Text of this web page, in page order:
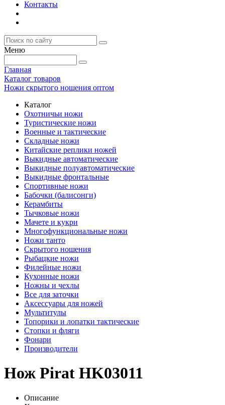
Контакты
Меню
Главная
Каталог товаров
Ножи скрытого ношения оптом
Каталог
Охотничьи ножи
Туристические ножи
Военные и тактические
Складные ножи
Китайские реплики ножей
Выкидные автоматические
Выкидные полуавтоматические
Выкидные фронтальные
Спортивные ножи
Бабочки (балисонги)
Керамбиты
Тычковые ножи
Мачете и кукри
Многофункциональные ножи
Ножи танто
Скрытого ношения
Рыбацкие ножи
Филейные ножи
Кухонные ножи
Ножны и чехлы
Все для заточки
Аксессуары для ножей
Мультитулы
Топорики и лопатки тактические
Стопки и фляги
Фонари
Производители
Нож Pirat HK03011
Описание